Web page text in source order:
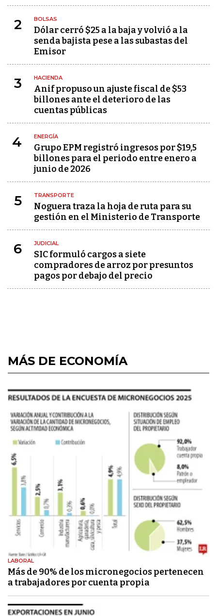
2 BOLSAS
Dólar cerró $25 a la baja y volvió a la
senda bajista pese a las subastas del
Emisor
3 HACIENDA
Anif propuso un ajuste fiscal de $53
billones ante el deterioro de las
cuentas públicas
4 ENERGÍA
Grupo EPM registró ingresos por $19,5
billones para el periodo entre enero a
junio de 2026
5 TRANSPORTE
Noguera traza la hoja de ruta para su
gestión en el Ministerio de Transporte
6 JUDICIAL
SIC formuló cargos a siete
compradores de arroz por presuntos
pagos por debajo del precio
MÁS DE ECONOMÍA
LABORAL
Más de 90% de los micronegocios pertenecen
a trabajadores por cuenta propia